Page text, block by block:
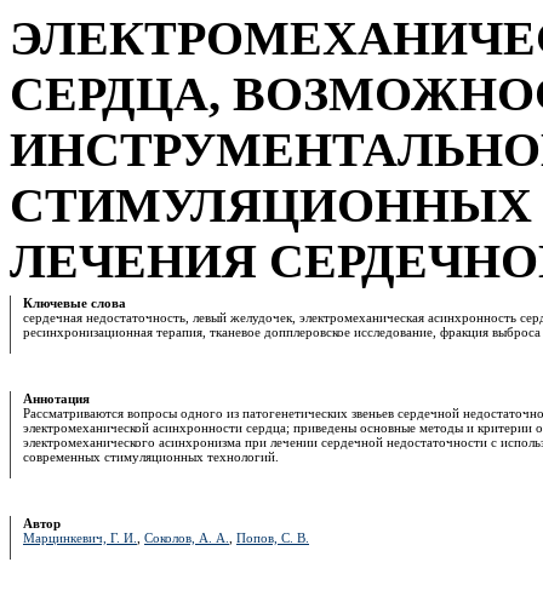
СЕРДЦА,
СТИМУЛЯЦИОННЫХ
ЛЕЧЕНИЯ
Ключевые слова
сердечная недостаточность, левый желудочек, электромеханическая асинхронность
ресинхронизационная терапия, тканевое допплеровское исследование, фракция выброса
Аннотация
Рассматриваются вопросы одного из патогенетических звеньев сердечной
электромеханической асинхронности сердца; приведены основные методы и критерии
электромеханического асинхронизма при лечении сердечной недостаточности с
современных стимуляционных технологий.
Автор
Марцинкевич, Г. И.
Соколов, А. А. Попов, С. В.